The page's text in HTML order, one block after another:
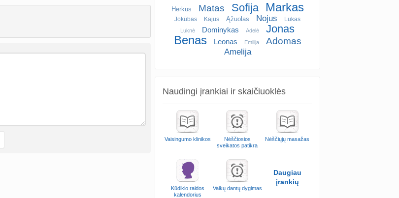
Herkus Matas Sofija Markas
Jokūbas Kajus Ąžuolas Nojus Lukas
Luknė Dominykas Adelė Jonas
Benas Leonas Emilija Adomas
Amelija
Naudingi įrankiai ir skaičiuoklės
Vaisingumo klinikos
Nėščiosios
sveikatos patikra
Nėščiųjų masažas
Kūdikio raidos
kalendorius
Vaikų dantų dygimas
Daugiau
įrankių